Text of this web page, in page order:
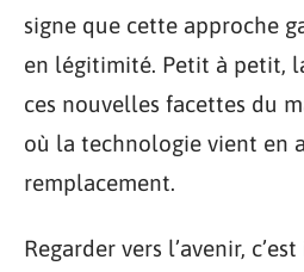
signe que cette approche
en légitimité. Petit à petit,
ces nouvelles facettes du
où la technologie vient en
remplacement.
Regarder vers l’avenir,